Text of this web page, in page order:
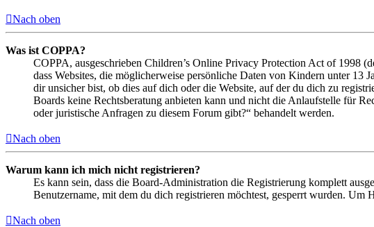
Nach oben
Was ist COPPA?
COPPA, ausgeschrieben Children’s Online Privacy Protection Act of 1998
dass Websites, die möglicherweise persönliche Daten von Kindern unter 13
dir unsicher bist, ob dies auf dich oder die Website, auf der du dich zu
Boards keine Rechtsberatung anbieten kann und nicht die Anlaufstelle für
oder juristische Anfragen zu diesem Forum gibt?“ behandelt werden.
Nach oben
Warum kann ich mich nicht registrieren?
Es kann sein, dass die Board-Administration die Registrierung komplett
Benutzername, mit dem du dich registrieren möchtest, gesperrt wurden.
Nach oben